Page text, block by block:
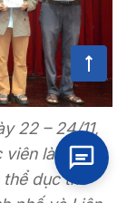
22 – 24/11,
viên là lãnh
dục thể